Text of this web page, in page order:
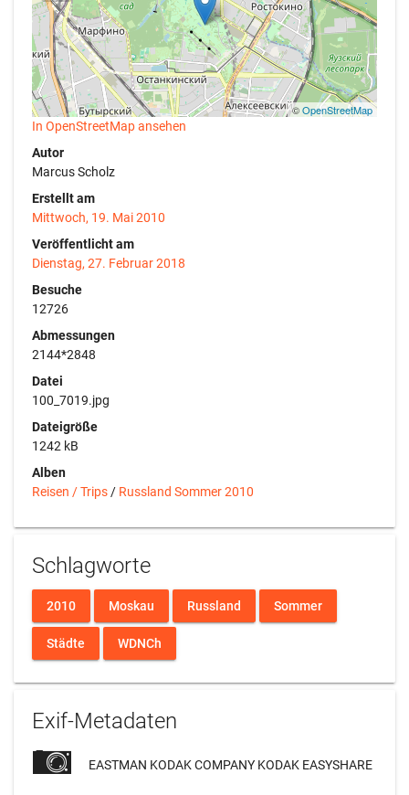
©OpenStreetMap
In OpenStreetMap ansehen
Autor
Marcus Scholz
Erstellt am
Mittwoch, 19. Mai 2010
Veröffentlicht am
Dienstag, 27. Februar 2018
Besuche
12726
Abmessungen
2144*2848
Datei
100_7019.jpg
Dateigröße
1242 kB
Alben
Reisen / Trips / Russland Sommer 2010
Schlagworte
2010 Moskau Russland Sommer
Städte WDNCh
Exif-Metadaten
EASTMAN KODAK COMPANY KODAK EASYSHARE